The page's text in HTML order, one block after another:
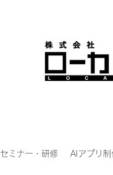
セミナー・研修 AIアプリ制